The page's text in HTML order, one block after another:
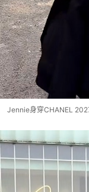
Jennie身穿CHANEL